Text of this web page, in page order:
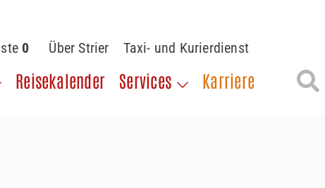
Reisekalender Services Karriere
Über Strier Taxi- und Kurierdienst
0